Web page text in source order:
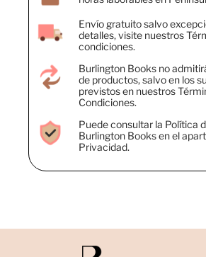
Envío gratuito salvo
detalles, visite nuestros
condiciones.
Burlington Books no
de productos, salvo en los
previstos en nuestros
Condiciones.
Puede consultar la Política
Burlington Books en el
Privacidad.